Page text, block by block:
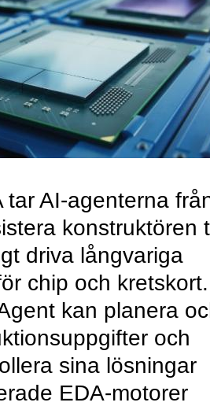
tar AI-agenterna
konstruktören
driva långvariga
chip och kretskort.
kan planera
och
sina lösningar
EDA-motorer